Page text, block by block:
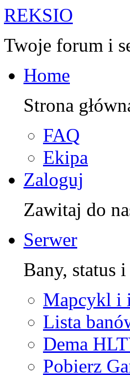
REKSIO
Twoje forum i
Home
Strona
FAQ
Ekipa
Zaloguj
Zawitaj do
Serwer
Bany, status
Mapcykl i
Lista
Dema
Pobierz